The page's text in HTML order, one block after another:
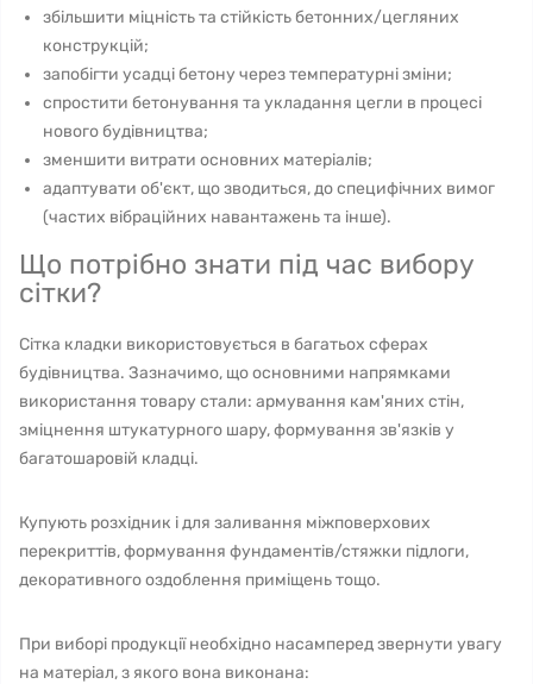
збільшити міцність та стійкість бетонних/цегляних
конструкцій;
запобігти усадці бетону через температурні зміни;
спростити бетонування та укладання цегли в процесі
нового будівництва;
зменшити витрати основних матеріалів;
адаптувати об'єкт, що зводиться, до специфічних вимог
(частих вібраційних навантажень та інше).
Що потрібно знати під час вибору
сітки?
Сітка кладки використовується в багатьох сферах
будівництва. Зазначимо, що основними напрямками
використання товару стали: армування кам'яних стін,
зміцнення штукатурного шару, формування зв'язків у
багатошаровій кладці.
Купують розхідник і для заливання міжповерхових
перекриттів, формування фундаментів/стяжки підлоги,
декоративного оздоблення приміщень тощо.
При виборі продукції необхідно насамперед звернути увагу
на матеріал, з якого вона виконана: